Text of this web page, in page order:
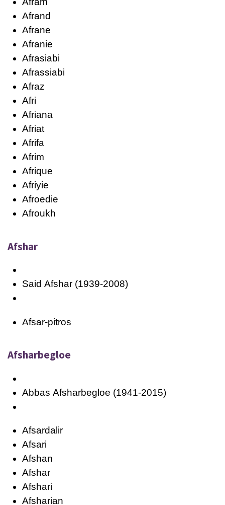
Afrand
Afrane
Afranie
Afrasiabi
Afrassiabi
Afraz
Afri
Afriana
Afriat
Afrifa
Afrim
Afrique
Afriyie
Afroedie
Afroukh
Afshar
Said Afshar (1939-2008)
Afsar-pitros
Afsharbegloe
Abbas Afsharbegloe (1941-2015)
Afsardalir
Afsari
Afshan
Afshar
Afshari
Afsharian